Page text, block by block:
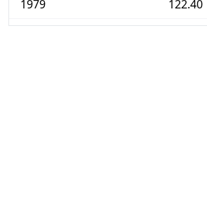
1979
122.40